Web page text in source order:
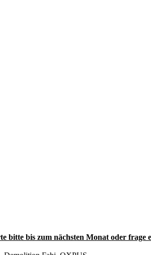
bitte bis zum nächsten Monat oder frage